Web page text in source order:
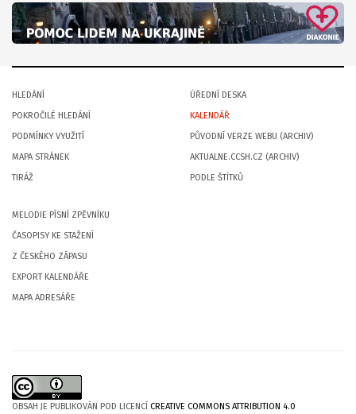
HLEDÁNÍ
POKROČILÉ HLEDÁNÍ
PODMÍNKY VYUŽITÍ
MAPA STRÁNEK
TIRÁŽ
ÚŘEDNÍ DESKA
KALENDÁŘ
PŮVODNÍ VERZE WEBU (ARCHIV)
AKTUALNE.CCSH.CZ (ARCHIV)
PODLE ŠTÍTKŮ
MELODIE PÍSNÍ ZPĚVNÍKU
ČASOPISY KE STAŽENÍ
Z ČESKÉHO ZÁPASU
EXPORT KALENDÁŘE
MAPA ADRESÁŘE
OBSAH JE PUBLIKOVÁN POD LICENCÍ CREATIVE COMMONS ATTRIBUTION 4.0